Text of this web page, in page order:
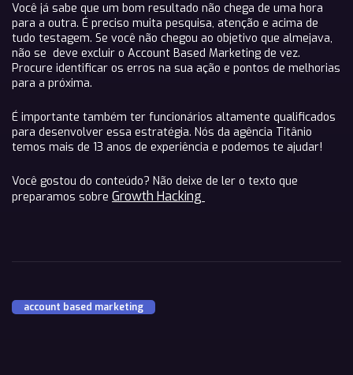
Você já sabe que um bom resultado não chega de uma hora
para a outra. É preciso muita pesquisa, atenção e acima de
tudo testagem. Se você não chegou ao objetivo que almejava,
não se deve excluir o Account Based Marketing de vez.
Procure identificar os erros na sua ação e pontos de melhorias
para a próxima.
É importante também ter funcionários altamente qualificados
para desenvolver essa estratégia. Nós da agência Titânio
temos mais de 13 anos de experiência e podemos te ajudar!
Você gostou do conteúdo? Não deixe de ler o texto que
preparamos sobre Growth Hacking
account based marketing